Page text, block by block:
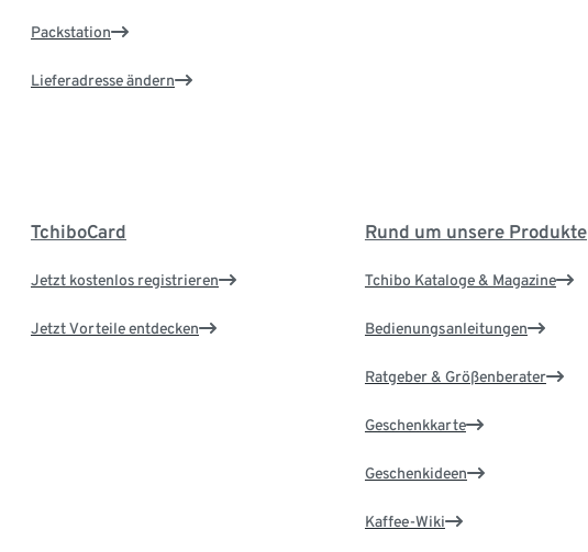
Packstation
Lieferadresse ändern
TchiboCard
Jetzt kostenlos registrieren
Jetzt Vorteile entdecken
Rund um unsere Produkte
Tchibo Kataloge & Magazine
Bedienungsanleitungen
Ratgeber & Größenberater
Geschenkkarte
Geschenkideen
Kaffee-Wiki